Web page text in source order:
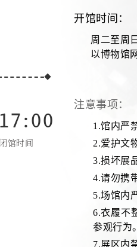
17:00
闭馆时间
开馆时间：
周二至周
以博物馆
注意事项：
1.馆内严
2.爱护文
3.损坏展
4.请勿携
5.场馆内
6.衣履不
参观行为。
7.展区内